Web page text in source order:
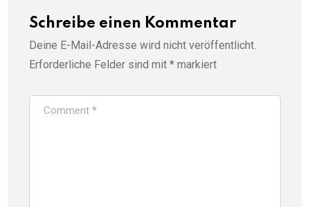
Schreibe einen Kommentar
Deine E-Mail-Adresse wird nicht veröffentlicht.
Erforderliche Felder sind mit * markiert